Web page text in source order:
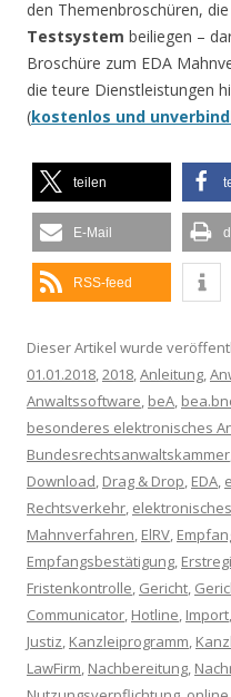
den Themenbroschüren,
Testsystem beiliegen –
Broschüre zum EDA
die teure Dienstleistungen
(kostenlos und
teilen
E-Mail
RSS-feed
Dieser Artikel wurde
01.01.2018,2018,Anleitung,
Anwaltssoftware, beA,
besonderes elektronisches
Bundesrechtsanwaltskammer
Download, Drag & Drop, EDA,
Rechtsverkehr,
Mahnverfahren, ElRV,
Empfangsbestätigung,
Fristenkontrolle, Gericht,
Communicator, Hotline, Import,
Justiz, Kanzleiprogramm,
LawFirm, Nachbereitung,